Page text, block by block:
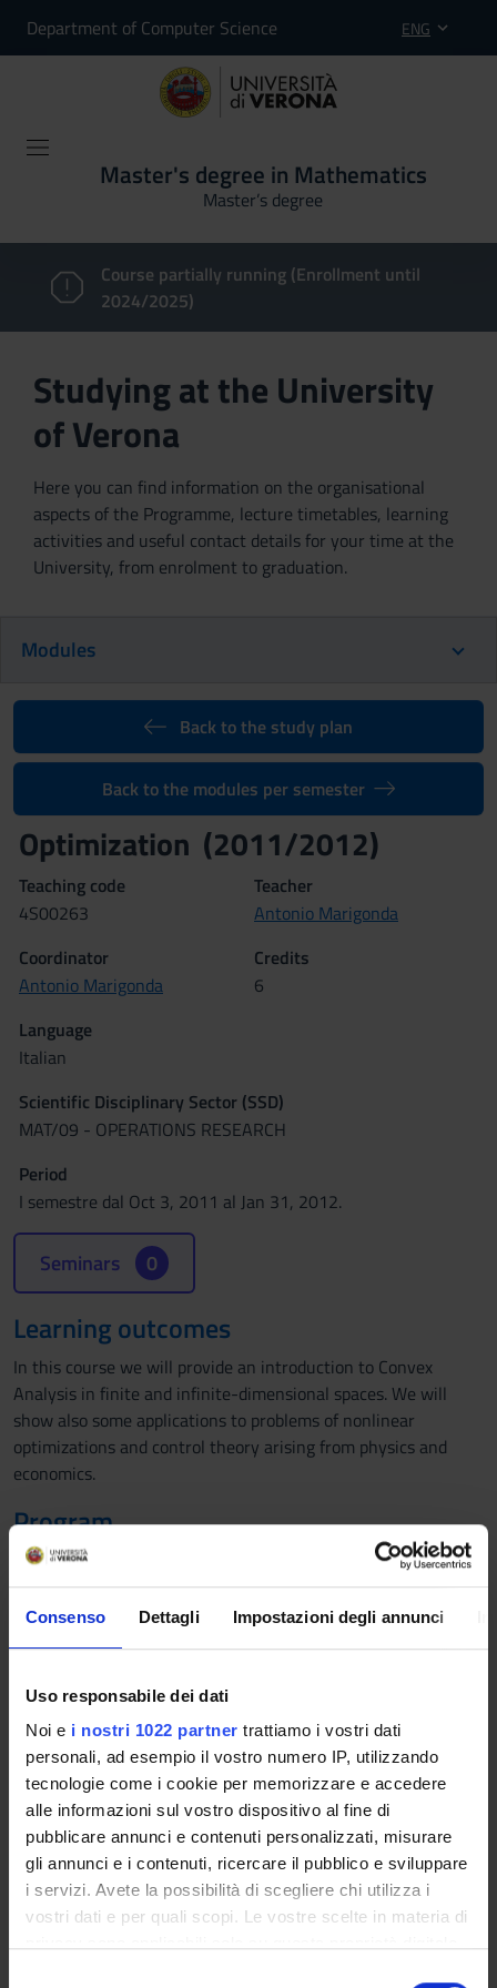
Consenso Dettagli Impostazioni degli annunci
Uso responsabile dei dati
Noi e i nostri 1022 partner trattiamo i vostri dati
personali, ad esempio il vostro numero IP, utilizzando
tecnologie come i cookie per memorizzare e accedere
alle informazioni sul vostro dispositivo al fine di
pubblicare annunci e contenuti personalizzati, misurare
gli annunci e i contenuti, ricercare il pubblico e sviluppare
i servizi. Avete la possibilità di scegliere chi utilizza i
vostri dati e per quali scopi. Le vostre scelte in materia di
Department of Computer Science ENG
Master's degree in Mathematics
Master’s degree
Course partially running (Enrollment until
2024/2025)
Studying at the University
of Verona
Here you can find information on the organisational
aspects of the Programme, lecture timetables, learning
activities and useful contact details for your time at the
University, from enrolment to graduation.
Modules
Back to the study plan
Back to the modules per semester
Optimization (2011/2012)
Teaching code
4S00263
Teacher
Antonio Marigonda
Coordinator
Antonio Marigonda
Credits
6
Language
Italian
Scientific Disciplinary Sector (SSD)
MAT/09 - OPERATIONS RESEARCH
Period
I semestre dal Oct 3, 2011 al Jan 31, 2012.
Seminars 0
Learning outcomes
In this course we will provide an introduction to Convex
Analysis in finite and infinite-dimensional spaces. We will
show also some applications to problems of nonlinear
optimizations and control theory arising from physics and
economics.
Program
Review of weak topology on Banach spaces: convex sets,
Minkowski functional, linear continuous operators, weak
topology, separation of convex sets.
convex functions, convex conjugate, subdifferential in the
sense of Convex Analysis. Introduction to Calculus of
Variations.
Generalizations of convexity: differential calculus in Hilbert
and Banach spaces, proximal and limiting subdifferential, the
density theorem, sum rule, chain rule, generalized gradient in
Banach space.
Introduction to control theory: multifunctions and trajectories